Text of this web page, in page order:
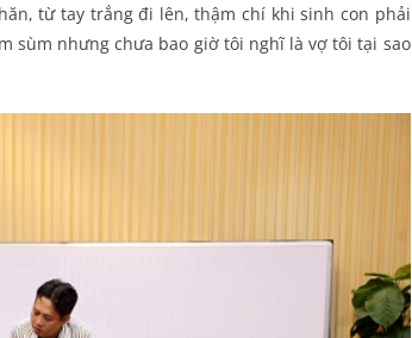
từ tay trắng đi lên, thậm chí khi sinh con phải
sùm nhưng chưa bao giờ tôi nghĩ là vợ tôi tại sao